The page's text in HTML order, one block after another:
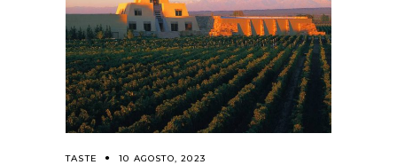
TASTE 10 AGOSTO, 2023